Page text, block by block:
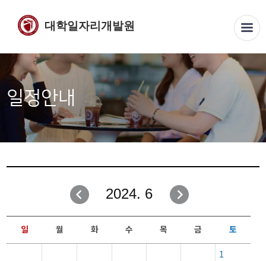
대학일자리개발원
일정안내
2024. 6
일 월 화 수 목 금 토
1